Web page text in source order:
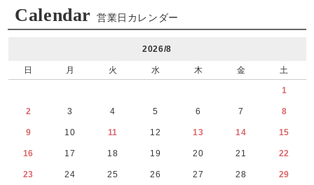
Calendar 営業日カレンダー
2026/8
日 月 火 水 木 金 土
1
2 3 4 5 6 7 8
9 10 11 12 13 14 15
16 17 18 19 20 21 22
23 24 25 26 27 28 29